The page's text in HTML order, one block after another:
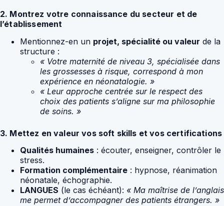
2. Montrez votre connaissance du secteur et de
l’établissement
Mentionnez-en un projet, spécialité ou valeur de la
structure :
« Votre maternité de niveau 3, spécialisée dans
les grossesses à risque, correspond à mon
expérience en néonatalogie. »
« Leur approche centrée sur le respect des
choix des patients s’aligne sur ma philosophie
de soins. »
3. Mettez en valeur vos soft skills et vos certifications
Qualités humaines : écouter, enseigner, contrôler le
stress.
Formation complémentaire : hypnose, réanimation
néonatale, échographie.
LANGUES (le cas échéant): « Ma maîtrise de l’anglais
me permet d’accompagner des patients étrangers. »